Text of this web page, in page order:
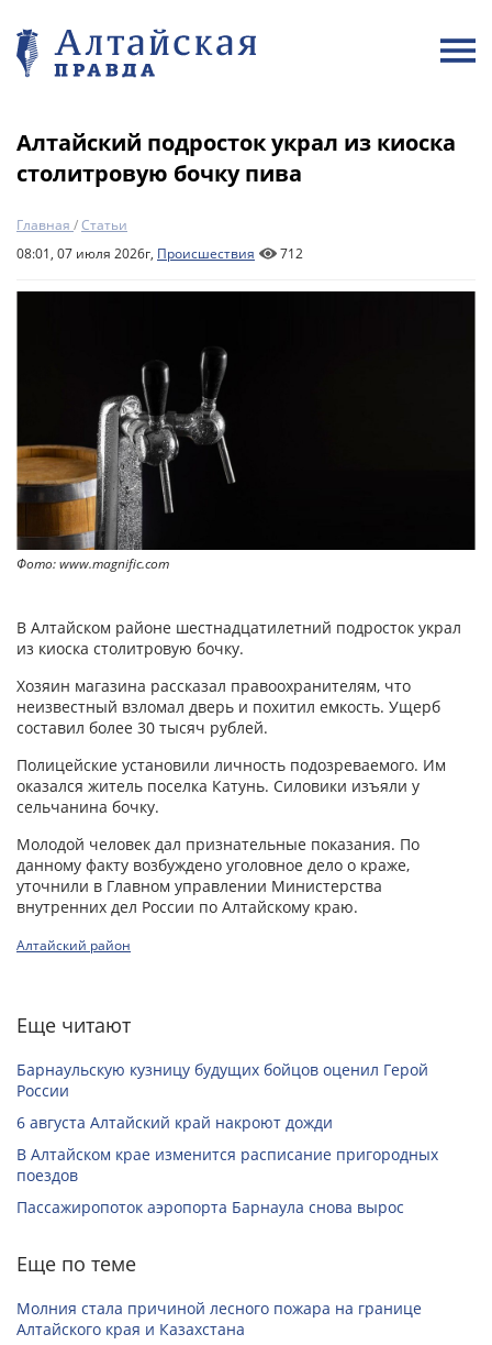
Алтайский подросток украл из киоска
столитровую бочку пива
Главная /Статьи
08:01, 07 июля 2026г, Происшествия 712
Фото: www.magnific.com
В Алтайском районе шестнадцатилетний подросток украл
из киоска столитровую бочку.
Хозяин магазина рассказал правоохранителям, что
неизвестный взломал дверь и похитил емкость. Ущерб
составил более 30 тысяч рублей.
Полицейские установили личность подозреваемого. Им
оказался житель поселка Катунь. Силовики изъяли у
сельчанина бочку.
Молодой человек дал признательные показания. По
данному факту возбуждено уголовное дело о краже,
уточнили в Главном управлении Министерства
внутренних дел России по Алтайскому краю.
Алтайский район
Еще читают
Барнаульскую кузницу будущих бойцов оценил Герой
России
6 августа Алтайский край накроют дожди
В Алтайском крае изменится расписание пригородных
поездов
Пассажиропоток аэропорта Барнаула снова вырос
Еще по теме
Молния стала причиной лесного пожара на границе
Алтайского края и Казахстана